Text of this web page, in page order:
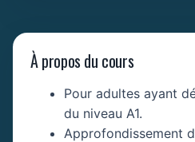
À propos du cours
Pour adultes ayant
du niveau A1.
Approfondissement